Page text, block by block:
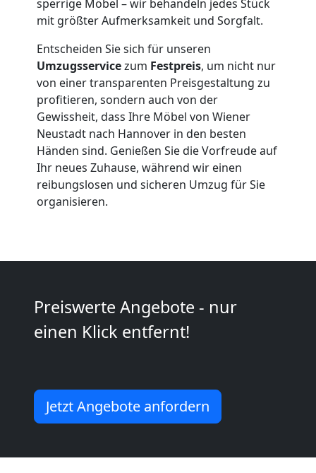
sperrige Möbel – wir behandeln jedes Stück
mit größter Aufmerksamkeit und Sorgfalt.
Entscheiden Sie sich für unseren
Umzugsservicezum Festpreis, um nicht nur
von einer transparenten Preisgestaltung zu
profitieren, sondern auch von der
Gewissheit, dass Ihre Möbel von Wiener
Neustadt nach Hannover in den besten
Händen sind. Genießen Sie die Vorfreude auf
Ihr neues Zuhause, während wir einen
reibungslosen und sicheren Umzug für Sie
organisieren.
Preiswerte Angebote - nur
einen Klick entfernt!
Jetzt Angebote anfordern
Expressumzug
Wiener
Neustadt
Tragehilfe
Wiener
Umzug
Neustadt